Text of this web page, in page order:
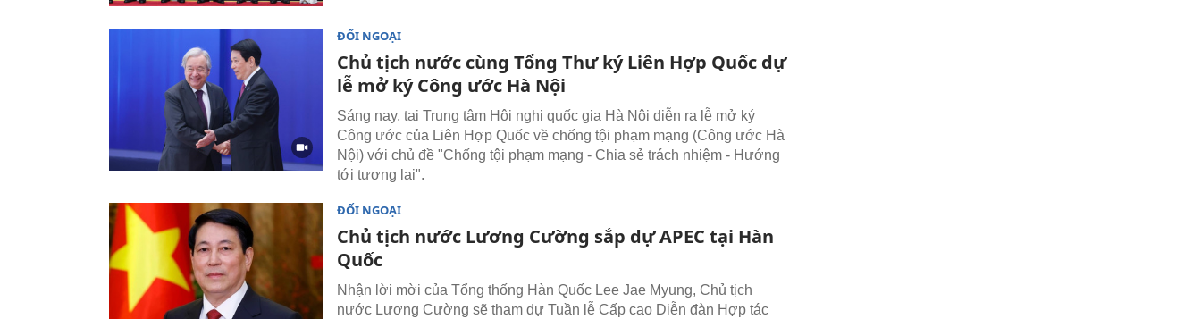
ĐỐI NGOẠI
Chủ tịch nước cùng Tổng Thư ký Liên Hợp Quốc dự
lễ mở ký Công ước Hà Nội
Sáng nay, tại Trung tâm Hội nghị quốc gia Hà Nội diễn ra lễ mở ký
Công ước của Liên Hợp Quốc về chống tội phạm mạng (Công ước Hà
Nội) với chủ đề "Chống tội phạm mạng - Chia sẻ trách nhiệm - Hướng
tới tương lai".
ĐỐI NGOẠI
Chủ tịch nước Lương Cường sắp dự APEC tại Hàn
Quốc
Nhận lời mời của Tổng thống Hàn Quốc Lee Jae Myung, Chủ tịch
nước Lương Cường sẽ tham dự Tuần lễ Cấp cao Diễn đàn Hợp tác